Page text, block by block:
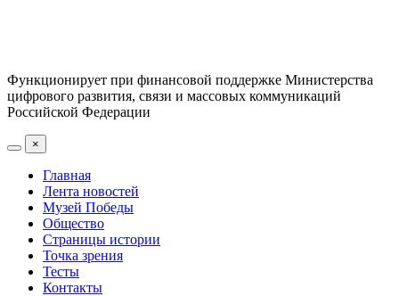
Функционирует при финансовой поддержке Министерства
цифрового развития, связи и массовых коммуникаций
Российской Федерации
×
Главная
Лента новостей
Музей Победы
Общество
Страницы истории
Точка зрения
Тесты
Контакты